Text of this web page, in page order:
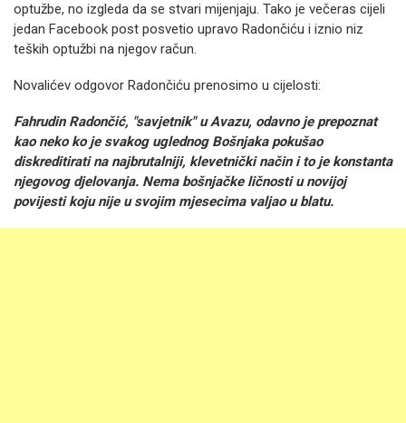
optužbe, no izgleda da se stvari mijenjaju. Tako je večeras cijeli
jedan Facebook post posvetio upravo Radončiću i iznio niz
teških optužbi na njegov račun.
Novalićev odgovor Radončiću prenosimo u cijelosti:
Fahrudin Radončić, "savjetnik" u Avazu, odavno je prepoznat
kao neko ko je svakog uglednog Bošnjaka pokušao
diskreditirati na najbrutalniji, klevetnički način i to je konstanta
njegovog djelovanja. Nema bošnjačke ličnosti u novijoj
povijesti koju nije u svojim mjesecima valjao u blatu.